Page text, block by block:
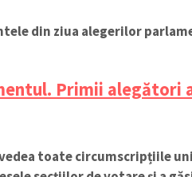
din ziua alegerilor
Primii alegători
toate circumscripțiile
+ Încarcă imagine